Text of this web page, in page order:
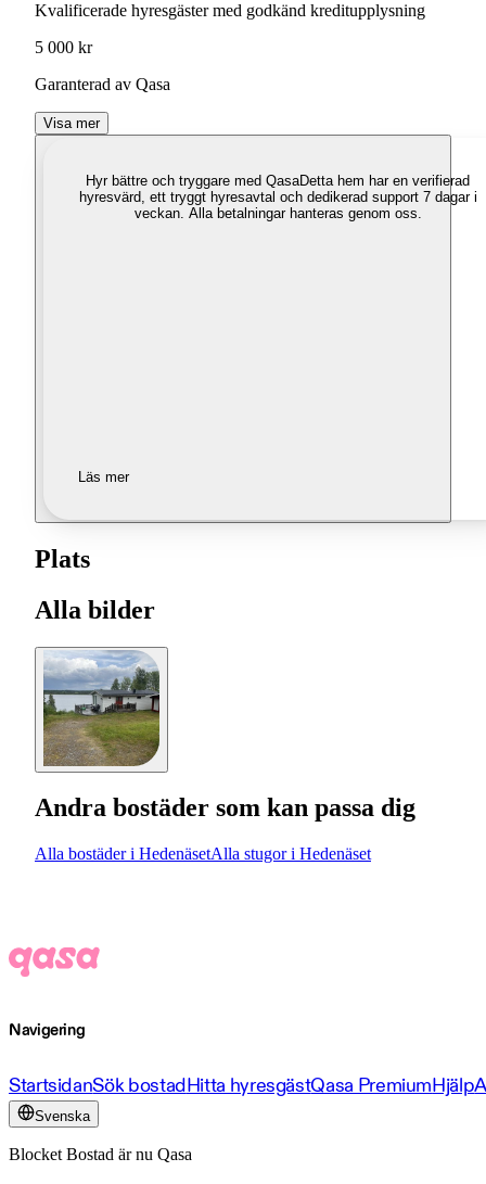
Kvalificerade hyresgäster med godkänd kreditupplysning
5 000 kr
Garanterad av Qasa
Visa mer
Hyr bättre och tryggare med QasaDetta hem har en verifierad
hyresvärd, ett tryggt hyresavtal och dedikerad support 7 dagar i
veckan. Alla betalningar hanteras genom oss.
Läs mer
Plats
Alla bilder
Andra bostäder som kan passa dig
Alla bostäder i HedenäsetAlla stugor i Hedenäset
Navigering
StartsidanSök bostadHitta hyresgästQasa PremiumHjälp
Svenska
Blocket Bostad är nu Qasa